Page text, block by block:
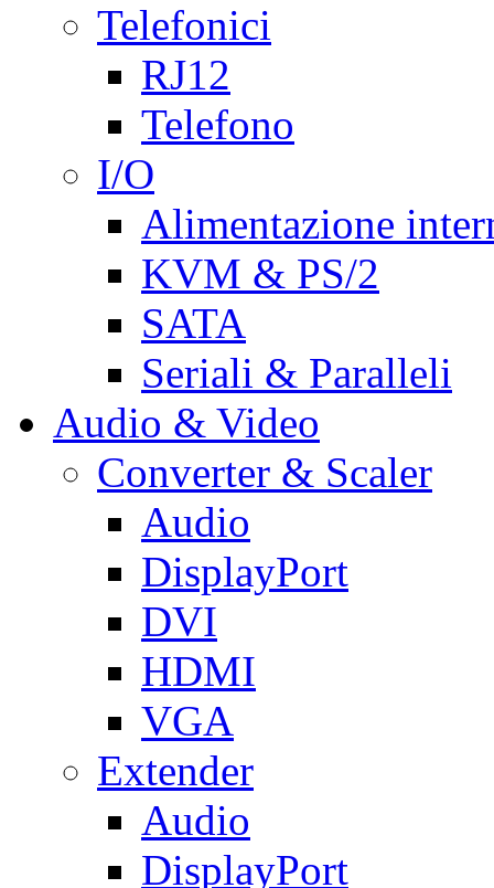
Telefonici
RJ12
Telefono
I/O
Alimentazione
KVM & PS/2
SATA
Seriali & Paralleli
Audio & Video
Converter & Scaler
Audio
DisplayPort
DVI
HDMI
VGA
Extender
Audio
DisplayPort